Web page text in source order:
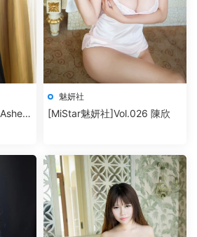
魅妍社
[MiStar魅妍社]Vol.026 陳欣